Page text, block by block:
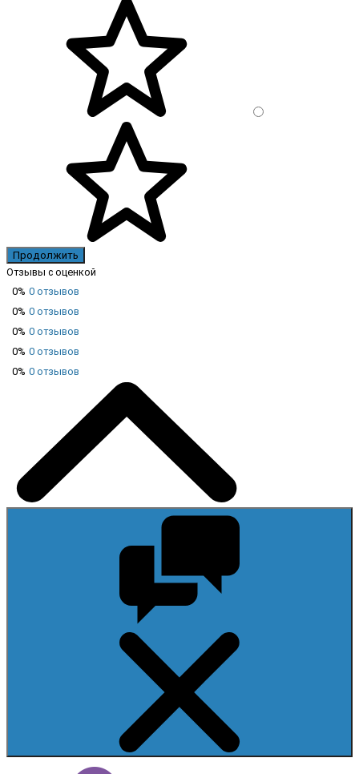
Продолжить
Отзывы с оценкой
0% 0 отзывов
0% 0 отзывов
0% 0 отзывов
0% 0 отзывов
0% 0 отзывов